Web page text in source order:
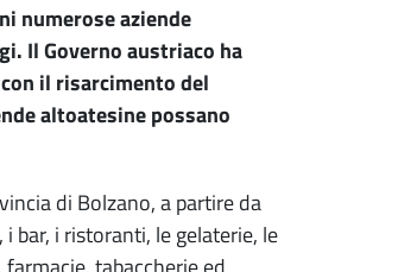
numerose aziende
Il Governo austriaco ha
il risarcimento del
altoatesine possano
di Bolzano, a partire da
bar, i ristoranti, le gelaterie, le